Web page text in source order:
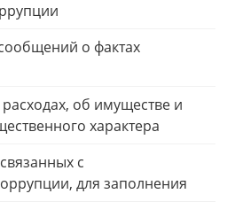
о фактах
об имуществе и
характера
с
для заполнения